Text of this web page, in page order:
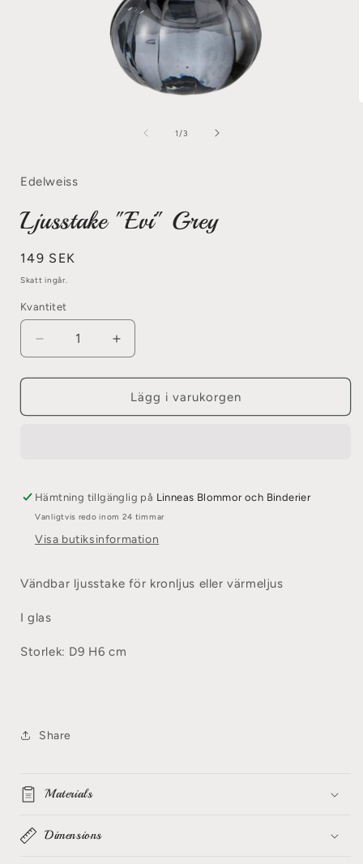
1 /av3
Edelweiss
Ljusstake "Evi" Grey
Ordinarie
pris
149 SEK
Skatt ingår.
Kvantitet
Minska
kvantitet
för
&quot;Evi&quot;
Öka
kvantitet
för
Ljusstake
&quot;Evi&quot;
Lägg i varukorgen
Hämtning tillgänglig på Linneas Blommor och Binderier
Vanligtvis redo inom 24 timmar
Visa butiksinformation
Vändbar ljusstake för kronljus eller värmeljus
I glas
Storlek: D9 H6 cm
Share
Materials
Dimensions